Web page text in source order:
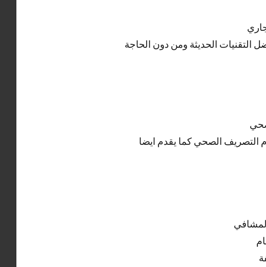
التقنيات الحديثة ومن دون الحاجة
الصحي كما يقدم ايضا